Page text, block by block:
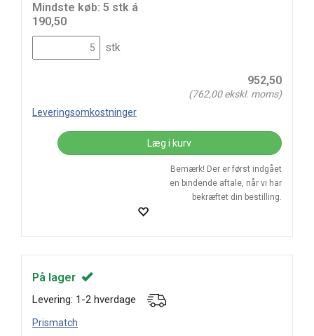
Mindste køb: 5 stk á
190,50
stk
952,50
(762,00ekskl. moms)
Leveringsomkostninger
Læg i kurv
Bemærk! Der er først indgået
en bindende aftale, når vi har
bekræftet din bestilling.
På lager
Levering: 1-2 hverdage
Prismatch